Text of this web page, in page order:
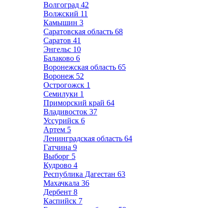
Волгоград 42
Волжский 11
Камышин 3
Саратовская область 68
Саратов 41
Энгельс 10
Балаково 6
Воронежская область 65
Воронеж 52
Острогожск 1
Семилуки 1
Приморский край 64
Владивосток 37
Уссурийск 6
Артем 5
Ленинградская область 64
Гатчина 9
Выборг 5
Кудрово 4
Республика Дагестан 63
Махачкала 36
Дербент 8
Каспийск 7